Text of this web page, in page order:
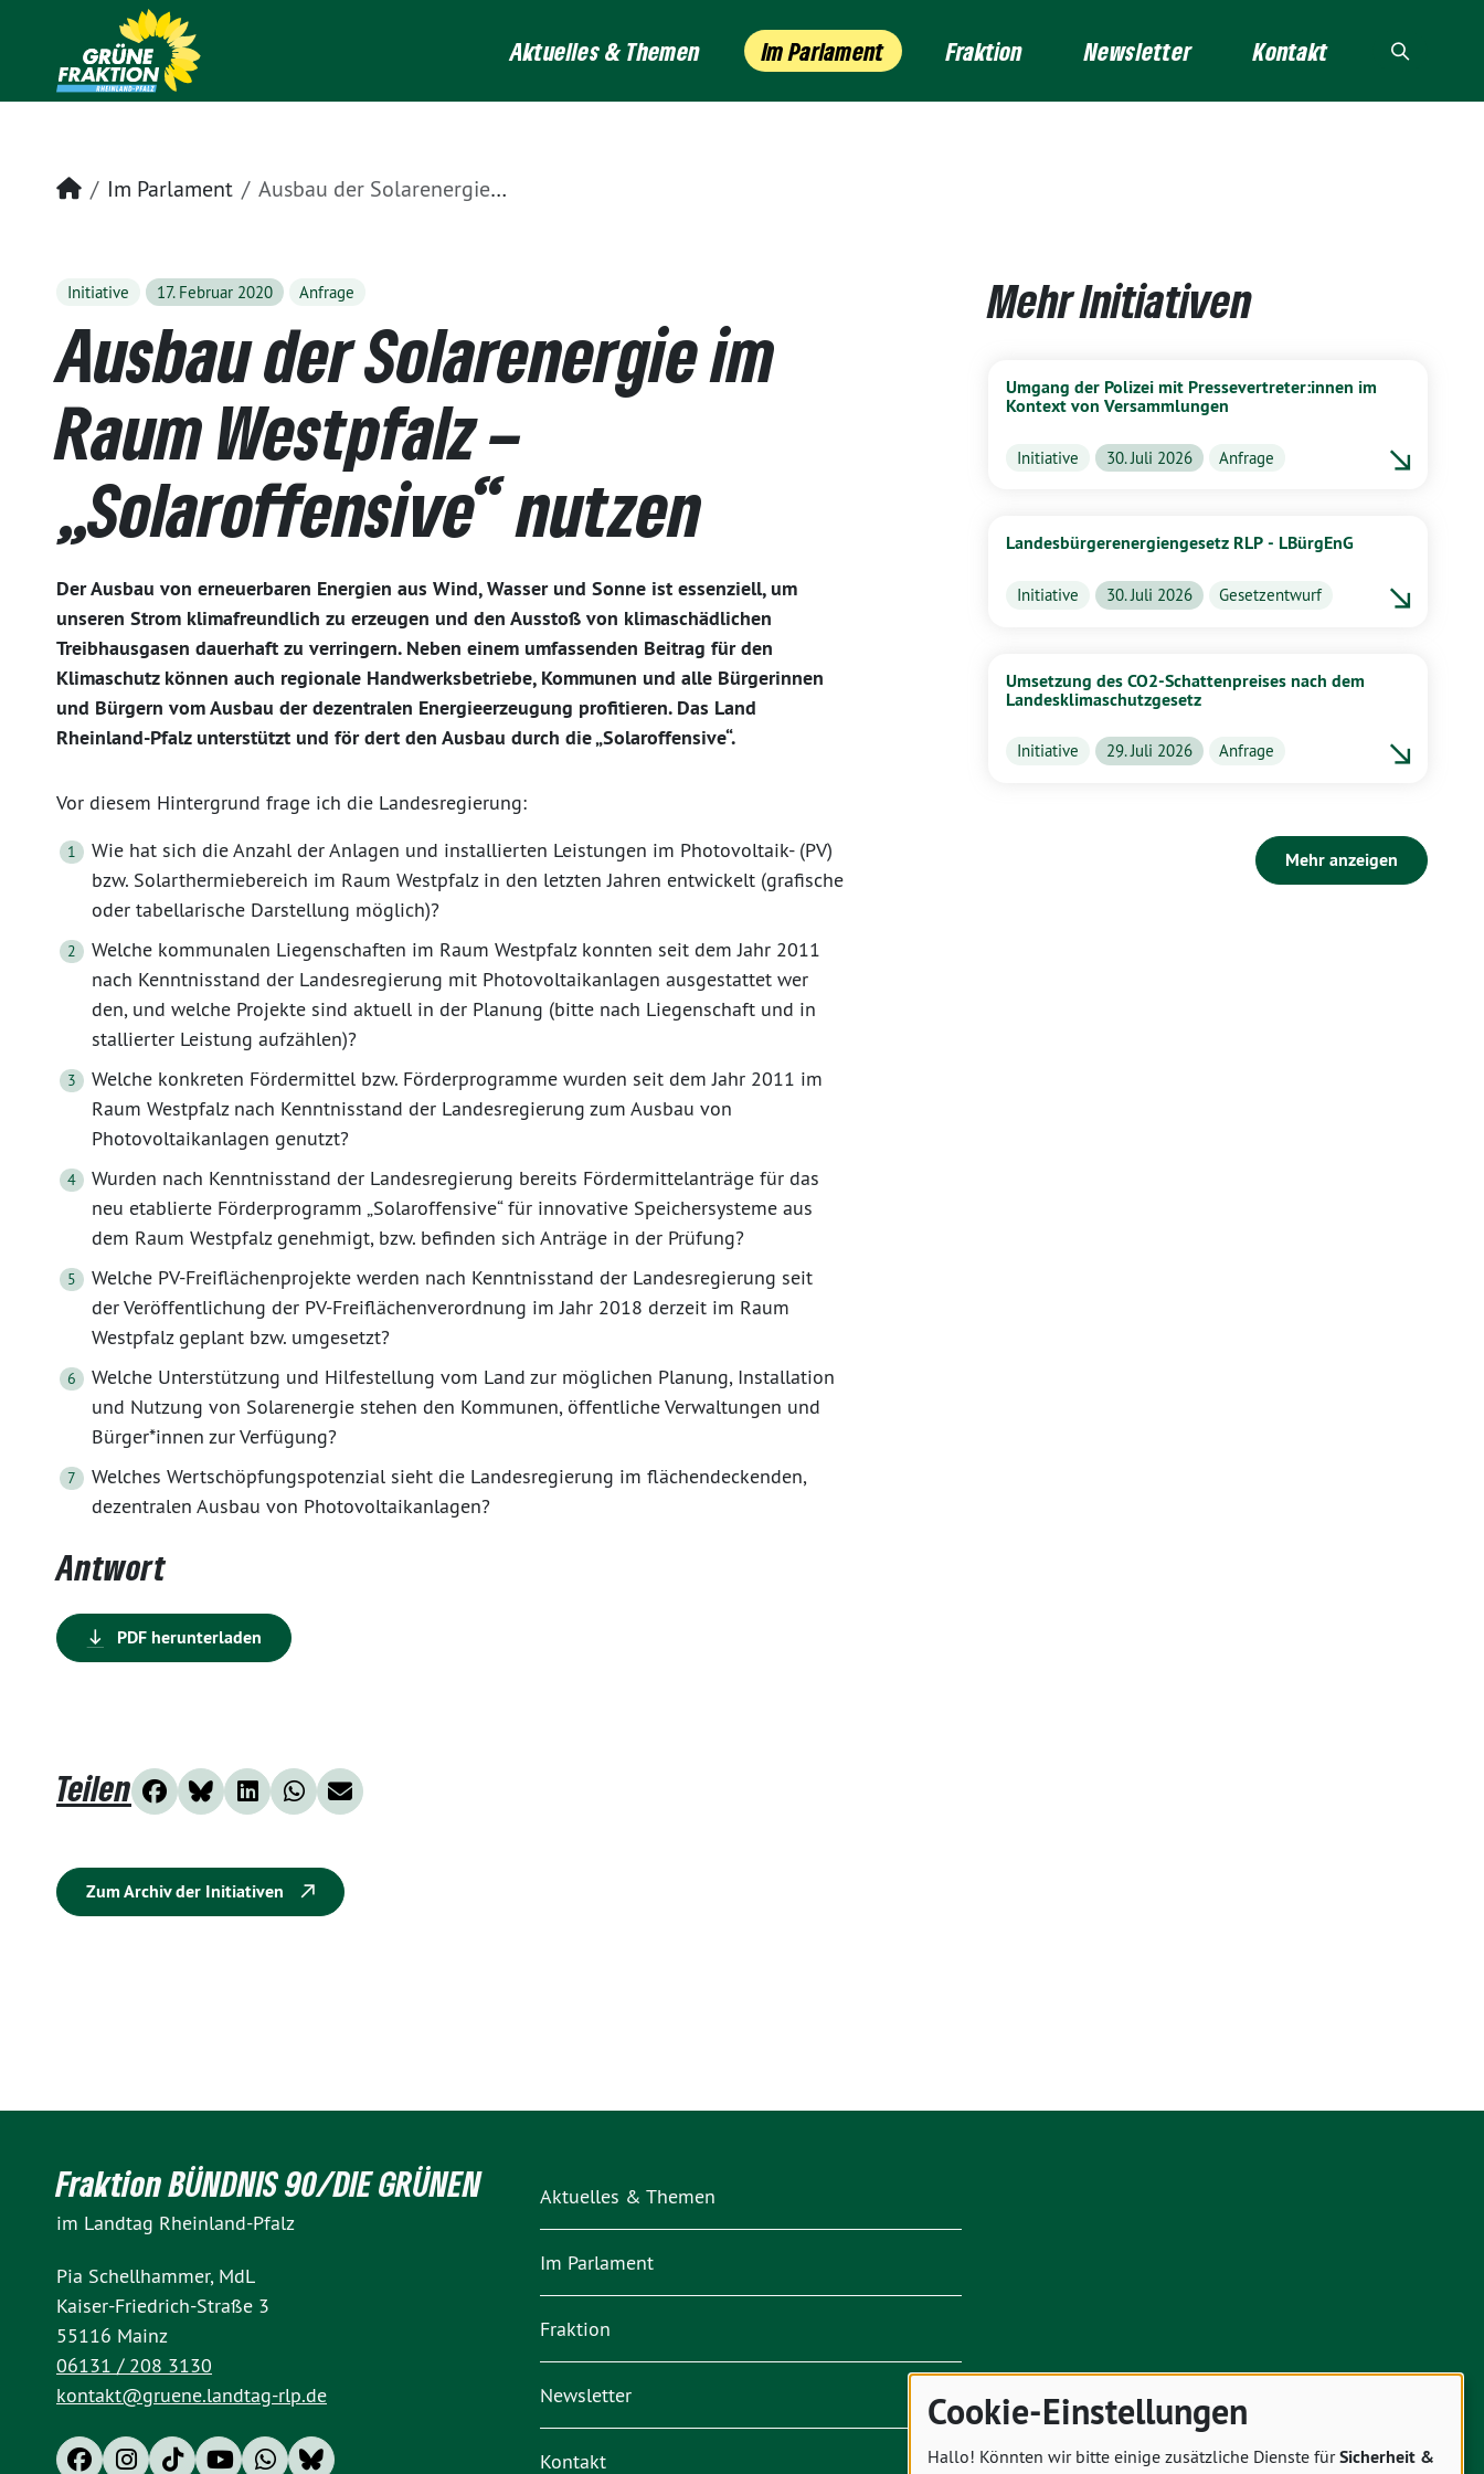
Aktuelles & Themen Im Parlament Fraktion Newsletter Kontakt
Startseite
Im Parlament Ausbau der Solarenergie im Raum Westpfalz – „Solaroffensive“ nutzen
Initiative 17. Februar 2020 Anfrage
Ausbau der Solarenergie im
Raum Westpfalz –
„Solaroffensive“ nutzen
Der Ausbau von erneuerbaren Energien aus Wind, Wasser und Sonne ist essenziell, um
unseren Strom klimafreundlich zu erzeugen und den Ausstoß von klimaschädlichen
Treibhausgasen dauerhaft zu verringern. Neben einem umfassenden Beitrag für den
Klimaschutz können auch regionale Handwerksbetriebe, Kommunen und alle Bürgerinnen
und Bürgern vom Ausbau der dezentralen Energieerzeugung profitieren. Das Land
Rheinland-Pfalz unterstützt und för dert den Ausbau durch die „Solaroffensive“.
Vor diesem Hintergrund frage ich die Landesregierung:
Wie hat sich die Anzahl der Anlagen und installierten Leistungen im Photovoltaik- (PV)
bzw. Solarthermiebereich im Raum Westpfalz in den letzten Jahren entwickelt (grafische
oder tabellarische Darstellung möglich)?
Welche kommunalen Liegenschaften im Raum Westpfalz konnten seit dem Jahr 2011
nach Kenntnisstand der Landesregierung mit Photovoltaikanlagen ausgestattet wer
den, und welche Projekte sind aktuell in der Planung (bitte nach Liegenschaft und in
stallierter Leistung aufzählen)?
Welche konkreten Fördermittel bzw. Förderprogramme wurden seit dem Jahr 2011 im
Raum Westpfalz nach Kenntnisstand der Landesregierung zum Ausbau von
Photovoltaikanlagen genutzt?
Wurden nach Kenntnisstand der Landesregierung bereits Fördermittelanträge für das
neu etablierte Förderprogramm „Solaroffensive“ für innovative Speichersysteme aus
dem Raum Westpfalz genehmigt, bzw. befinden sich Anträge in der Prüfung?
Welche PV-Freiflächenprojekte werden nach Kenntnisstand der Landesregierung seit
der Veröffentlichung der PV-Freiflächenverordnung im Jahr 2018 derzeit im Raum
Westpfalz geplant bzw. umgesetzt?
Welche Unterstützung und Hilfestellung vom Land zur möglichen Planung, Installation
und Nutzung von Solarenergie stehen den Kommunen, öffentliche Verwaltungen und
Bürger*innen zur Verfügung?
Welches Wertschöpfungspotenzial sieht die Landesregierung im flächendeckenden,
dezentralen Ausbau von Photovoltaikanlagen?
Antwort
PDF herunterladen
Teilen
Zum Archiv der Initiativen
Mehr Initiativen
Umgang der Polizei mit Pressevertreter:innen im
Kontext von Versammlungen
Initiative 30. Juli 2026 Anfrage
Landesbürgerenergiengesetz RLP - LBürgEnG
Initiative 30. Juli 2026 Gesetzentwurf
Umsetzung des CO2-Schattenpreises nach dem
Landesklimaschutzgesetz
Initiative 29. Juli 2026 Anfrage
Mehr anzeigen
Fraktion BÜNDNIS 90/DIE GRÜNEN
im Landtag Rheinland-Pfalz
Pia Schellhammer, MdL
Kaiser-Friedrich-Straße 3
55116 Mainz
06131 / 208 3130
kontakt@gruene.landtag-rlp.de
Aktuelles & Themen
Im Parlament
Fraktion
Newsletter
Kontakt
Cookie-Einstellungen
Hallo! Könnten wir bitte einige zusätzliche Dienste fürSicherheit &